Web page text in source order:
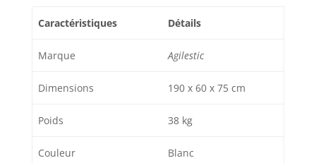
Caractéristiques Détails
Marque Agilestic
Dimensions 190 x 60 x 75 cm
Poids 38 kg
Couleur Blanc